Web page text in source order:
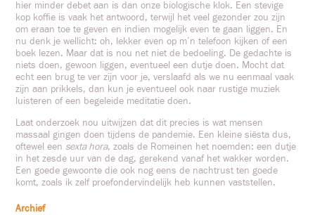
hier minder debet aan is dan onze biologische klok. Een stevige
kop koffie is vaak het antwoord, terwijl het veel gezonder zou zijn
om eraan toe te geven en indien mogelijk even te gaan liggen. En
nu denk je wellicht: oh, lekker even op m’n telefoon kijken of een
boek lezen. Maar dat is nou net niet de bedoeling. De gedachte is
niets doen, gewoon liggen, eventueel een dutje doen. Mocht dat
echt een brug te ver zijn voor je, verslaafd als we nu eenmaal vaak
zijn aan prikkels, dan kun je eventueel ook naar rustige muziek
luisteren of een begeleide meditatie doen.
Laat onderzoek nou uitwijzen dat dit precies is wat mensen
massaal gingen doen tijdens de pandemie. Een kleine siësta dus,
oftewel eensexta hora, zoals de Romeinen het noemden: een dutje
in het zesde uur van de dag, gerekend vanaf het wakker worden.
Een goede gewoonte die ook nog eens de nachtrust ten goede
komt, zoals ik zelf proefondervindelijk heb kunnen vaststellen.
Archief